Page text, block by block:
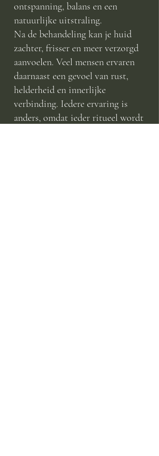
ontspanning, balans en een
natuurlijke uitstraling.
Na de behandeling kan je huid
zachter, frisser en meer verzorgd
aanvoelen. Veel mensen ervaren
daarnaast een gevoel van rust,
helderheid en innerlijke
verbinding. Iedere ervaring is
anders, omdat ieder ritueel wordt